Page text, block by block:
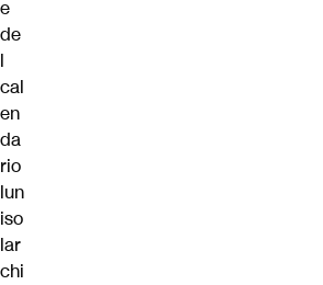
e
de
l
cal
en
da
rio
lun
iso
lar
chi